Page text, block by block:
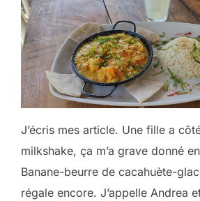
J’écris mes article. Une fille a
milkshake, ça m’a grave donné
Banane-beurre de cacahuète-
régale encore. J’appelle Andrea